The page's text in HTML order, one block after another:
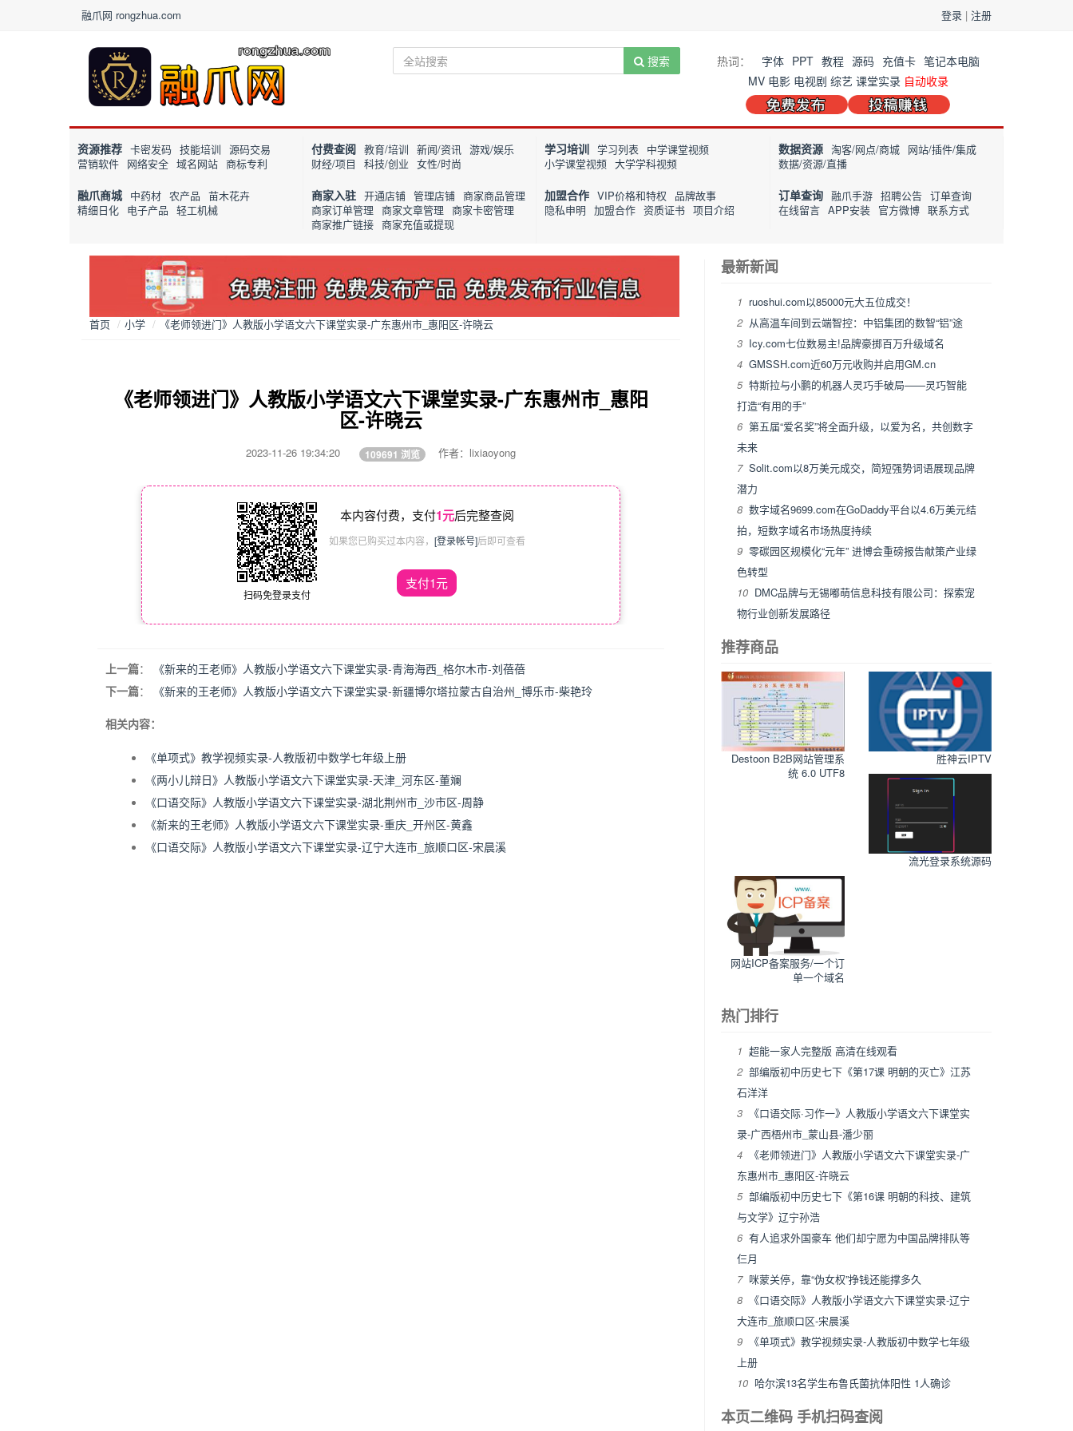
融爪网 rongzhua.com 登录 | 注册
搜索 热词： 字体 PPT 教程 源码 充值卡 笔记本电脑
MV 电影 电视剧 综艺 课堂实录 自动收录
资源推荐 卡密发码 技能培训 源码交易
营销软件 网络安全 域名网站 商标专利
付费查阅 教育/培训 新闻/资讯 游戏/娱乐
财经/项目
科技/创业 女性/时尚
学习培训 学习列表 中学课堂视频
小学课堂视频 大学学科视频
数据资源 淘客/网点/商城
网站/插件/集成
数据/资源/直播
融爪商城 中药材 农产品 苗木花卉
精细日化 电子产品 轻工机械
商家入驻 开通店铺 管理店铺 商家商品管理
商家订单管理 商家文章管理 商家卡密管理
商家推广链接 商家充值或提现
加盟合作 VIP价格和特权
品牌故事
隐私申明 加盟合作 资质证书 项目介绍
订单查询 融爪手游 招聘公告 订单查询
在线留言 APP安装 官方微博 联系方式
首页 / 小学 / 《老师领进门》人教版小学语文六下课堂实录-广东惠州市_惠阳区-许晓云
《老师领进门》人教版小学语文六下课堂实录-广东惠州市_惠阳
区-许晓云
2023-11-26 19:34:20 109691 浏览 作者：lixiaoyong
扫码免登录支付
本内容付费，支付1元后完整查阅
如果您已购买过本内容， [登录帐号]后即可查看
支付1元
上一篇：
《新来的王老师》人教版小学语文六下课堂实录-青海海西_格尔木市-刘蓓蓓
下一篇： 《新来的王老师》人教版小学语文六下课堂实录-新疆博尔塔拉蒙古自治州_博乐市-柴艳玲
相关内容：
《单项式》教学视频实录-人教版初中数学七年级上册
《两小儿辩日》人教版小学语文六下课堂实录-天津_河东区-董斓
《口语交际》人教版小学语文六下课堂实录-湖北荆州市_沙市区-周静
《新来的王老师》人教版小学语文六下课堂实录-重庆_开州区-黄鑫
《口语交际》人教版小学语文六下课堂实录-辽宁大连市_旅顺口区-宋晨溪
最新新闻
1 ruoshui.com以85000元大五位成交！
2 从高温车间到云端智控：中铝集团的数智“铝”途
3 Icy.com七位数易主!品牌豪掷百万升级域名
4 GMSSH.com近60万元收购并启用GM.cn
5 特斯拉与小鹏的机器人灵巧手破局——灵巧智能
打造“有用的手”
6 第五届“爱名奖”将全面升级，以爱为名，共创数字
未来
7 Solit.com以8万美元成交，简短强势词语展现品牌
潜力
8 数字域名9699.com在GoDaddy平台以4.6万美元结
拍，短数字域名市场热度持续
9 零碳园区规模化“元年” 进博会重磅报告献策产业绿
色转型
10 DMC品牌与无锡嘟萌信息科技有限公司：探索宠
物行业创新发展路径
推荐商品
Destoon B2B网站管理系
统 6.0 UTF8
胜神云IPTV
流光登录系统源码
网站ICP备案服务/一个订
单一个域名
热门排行
1 超能一家人完整版 高清在线观看
2 部编版初中历史七下《第17课 明朝的灭亡》江苏
石洋洋
3
《口语交际·习作一》人教版小学语文六下课堂实
录-广西梧州市_蒙山县-潘少丽
4
《老师领进门》人教版小学语文六下课堂实录-广
东惠州市_惠阳区-许晓云
5 部编版初中历史七下《第16课 明朝的科技、建筑
与文学》辽宁孙浩
6 有人追求外国豪车 他们却宁愿为中国品牌排队等
仨月
7 咪蒙关停，靠“伪女权”挣钱还能撑多久
8
《口语交际》人教版小学语文六下课堂实录-辽宁
大连市_旅顺口区-宋晨溪
9
《单项式》教学视频实录-人教版初中数学七年级
上册
10 哈尔滨13名学生布鲁氏菌抗体阳性 1人确诊
本页二维码 手机扫码查阅